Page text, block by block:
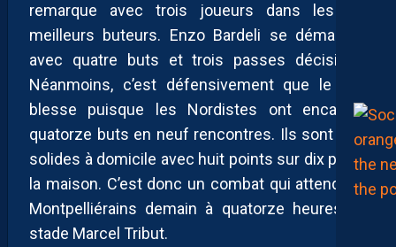
remarque avec trois joueurs dans les dix
meilleurs buteurs. Enzo Bardeli se démarque
avec quatre buts et trois passes décisives.
Néanmoins, c’est défensivement que le bas
blesse puisque les Nordistes ont encaissé
quatorze buts en neuf rencontres. Ils sont très
solides à domicile avec huit points sur dix pris à
la maison. C’est donc un combat qui attend les
Montpelliérains demain à quatorze heures au
stade Marcel Tribut.